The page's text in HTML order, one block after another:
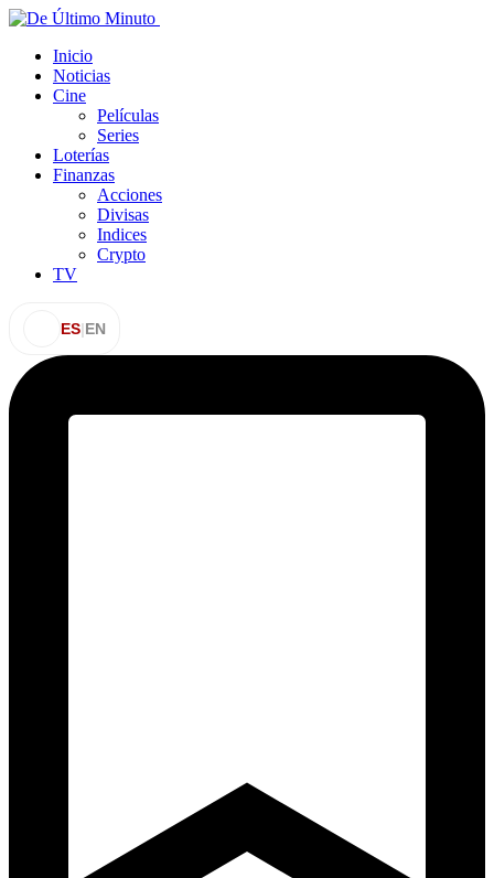
Inicio
Noticias
Cine
Películas
Series
Loterías
Finanzas
Acciones
Divisas
Indices
Crypto
TV
ES|EN